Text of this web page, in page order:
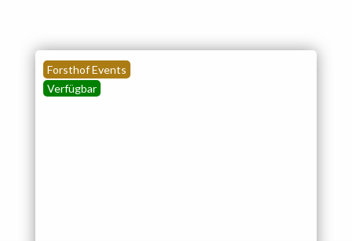
Forsthof Events
Verfügbar